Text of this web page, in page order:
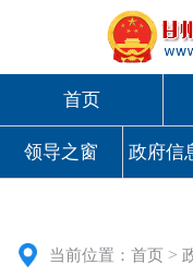
首页
领导之窗 政府信
当前位置：首页 >